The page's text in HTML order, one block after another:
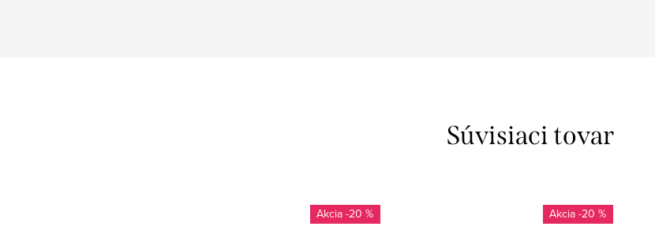
Súvisiaci tovar
-20 % -20 %